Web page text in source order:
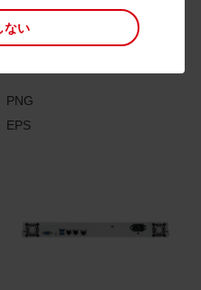
に限定して、本CA
で公開している当
いたします。
タンをクリックされ
利用規約及びCAD
各データをダウン
ない
PNG
EPS